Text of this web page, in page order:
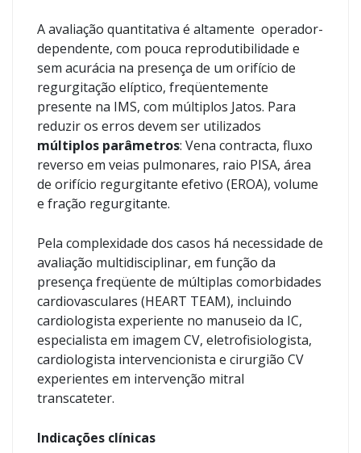
A avaliação quantitativa é altamente operador-
dependente, com pouca reprodutibilidade e
sem acurácia na presença de um orifício de
regurgitação elíptico, freqüentemente
presente na IMS, com múltiplos Jatos. Para
reduzir os erros devem ser utilizados
múltiplos parâmetros: Vena contracta, fluxo
reverso em veias pulmonares, raio PISA, área
de orifício regurgitante efetivo (EROA), volume
e fração regurgitante.
Pela complexidade dos casos há necessidade de
avaliação multidisciplinar, em função da
presença freqüente de múltiplas comorbidades
cardiovasculares (HEART TEAM), incluindo
cardiologista experiente no manuseio da IC,
especialista em imagem CV, eletrofisiologista,
cardiologista intervencionista e cirurgião CV
experientes em intervenção mitral
transcateter.
Indicações clínicas